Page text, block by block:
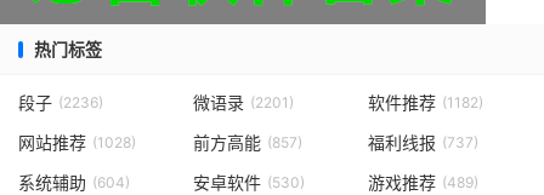
热门标签
段子 (2236) 微语录 (2201) 软件推荐 (1182)
网站推荐 (1028) 前方高能 (857) 福利线报 (737)
系统辅助 (604) 安卓软件 (530) 游戏推荐 (489)